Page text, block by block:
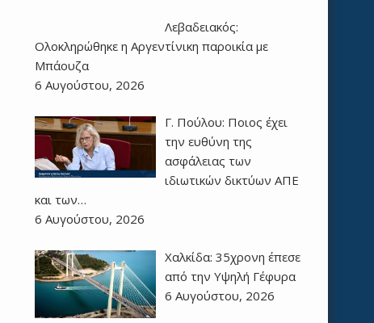
Λεβαδειακός:
Ολοκληρώθηκε η Αργεντίνικη παροικία με
Μπάουζα
6 Αυγούστου, 2026
Γ. Πούλου: Ποιος έχει
την ευθύνη της
ασφάλειας των
ιδιωτικών δικτύων ΑΠΕ
και των…
6 Αυγούστου, 2026
Χαλκίδα: 35χρονη έπεσε
από την Υψηλή Γέφυρα
6 Αυγούστου, 2026